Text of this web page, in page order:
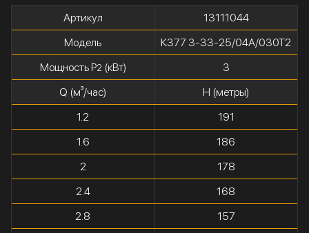
Артикул
13111044
Модель
К377 3-33-25/04А/030Т2
Мощность P2(кВт)
3
Q (м³/час)
H (метры)
1.2
191
1.6
186
2
178
2.4
168
2.8
157